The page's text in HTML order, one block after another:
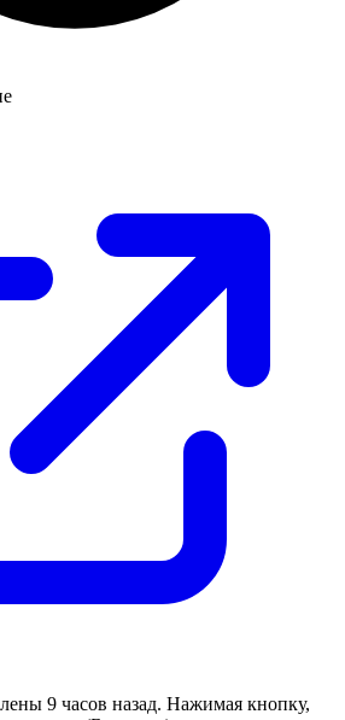
9 часов назад. Нажимая кнопку,